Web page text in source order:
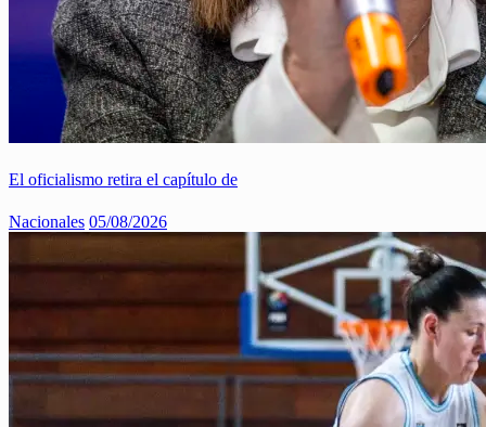
El oficialismo retira el capítulo de
Nacionales 05/08/2026